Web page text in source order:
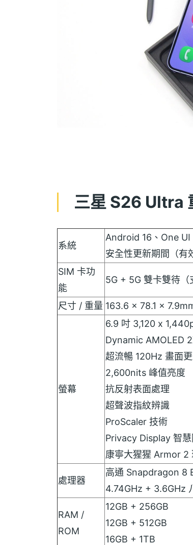
三星 S26 Ultra
系統
Android 16、One UI
安全性更新期間（有
SIM 卡功
能
5G + 5G 雙卡雙待（
尺寸 / 重量 163.6 x 78.1 x
螢幕
6.9 吋 3,120 x
Dynamic AMOLED
超流暢 120Hz 畫面
2,600nits 峰值亮度
抗反射表面處理
超聲波指紋辨識
ProScaler 技術
Privacy Display 智慧
康寧大猩猩 Armor 2
處理器
高通 Snapdragon 8
4.74GHz + 3.6GHz
RAM /
ROM
12GB + 256GB
12GB + 512GB
16GB + 1TB